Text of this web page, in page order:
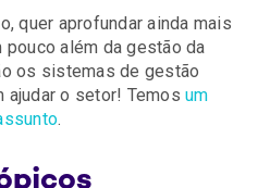
quer aprofundar ainda mais
além da gestão da
os sistemas de gestão
o setor! Temos um
.